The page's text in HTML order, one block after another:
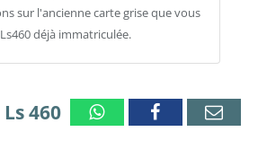
sur l'ancienne carte grise que vous
déjà immatriculée.
WhatsappFacebookEmail
460